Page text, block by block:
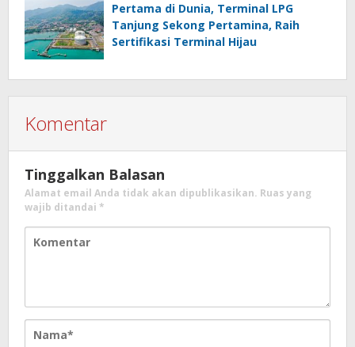
Pertama di Dunia, Terminal LPG
Tanjung Sekong Pertamina, Raih
Sertifikasi Terminal Hijau
Komentar
Tinggalkan Balasan
Alamat email Anda tidak akan dipublikasikan. Ruas yang
wajib ditandai *